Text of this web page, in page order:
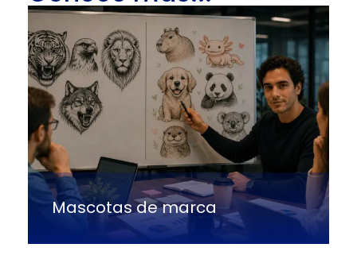
Mascotas de marca